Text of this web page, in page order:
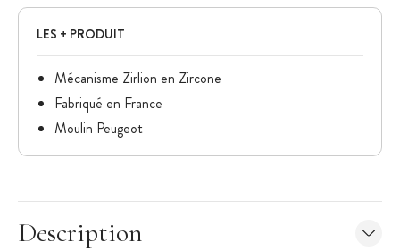
LES + PRODUIT
Mécanisme Zirlion en Zircone
Fabriqué en France
Moulin Peugeot
Description